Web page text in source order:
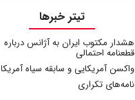
تیتر خبرها
هشدار مکتوب ایران به آژانس درباره
قطعنامه احتمالی
واكسن آمریكایی و سابقه سیاه آمریكا
نامه‌های تکراری